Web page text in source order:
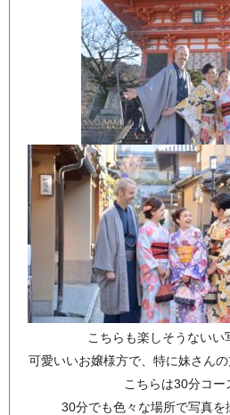
こちらも楽しそうないい
可愛いいお嬢様方で、特に妹さん
こちらは30分コー
30分でも色々な場所で写真を